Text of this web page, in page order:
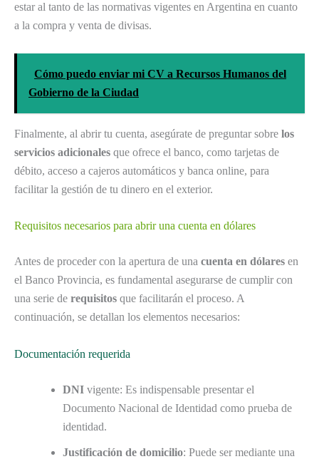
estar al tanto de las normativas vigentes en Argentina en cuanto
a la compra y venta de divisas.
Cómo puedo enviar mi CV a Recursos Humanos del
Gobierno de la Ciudad
Finalmente, al abrir tu cuenta, asegúrate de preguntar sobre los
servicios adicionales que ofrece el banco, como tarjetas de
débito, acceso a cajeros automáticos y banca online, para
facilitar la gestión de tu dinero en el exterior.
Requisitos necesarios para abrir una cuenta en dólares
Antes de proceder con la apertura de una cuenta en dólares en
el Banco Provincia, es fundamental asegurarse de cumplir con
una serie de requisitos que facilitarán el proceso. A
continuación, se detallan los elementos necesarios:
Documentación requerida
DNI vigente: Es indispensable presentar el
Documento Nacional de Identidad como prueba de
identidad.
Justificación de domicilio: Puede ser mediante una